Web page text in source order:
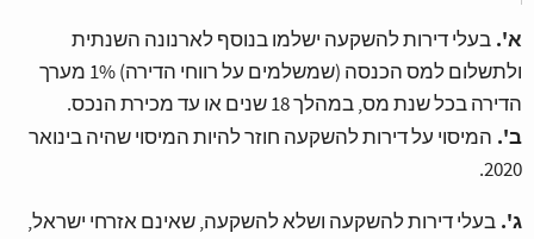
א'. בעלי דירות להשקעה ישלמו בנוסף לארנונה השנתית
ולתשלום למס הכנסה (שמשלמים על רווחי הדירה) 1% מערך
הדירה בכל שנת מס, במהלך 18 שנים או עד מכירת הנכס.
ב'. המיסוי על דירות להשקעה חוזר להיות המיסוי שהיה בינואר
2020.
ג'. בעלי דירות להשקעה ושלא להשקעה, שאינם אזרחי ישראל,